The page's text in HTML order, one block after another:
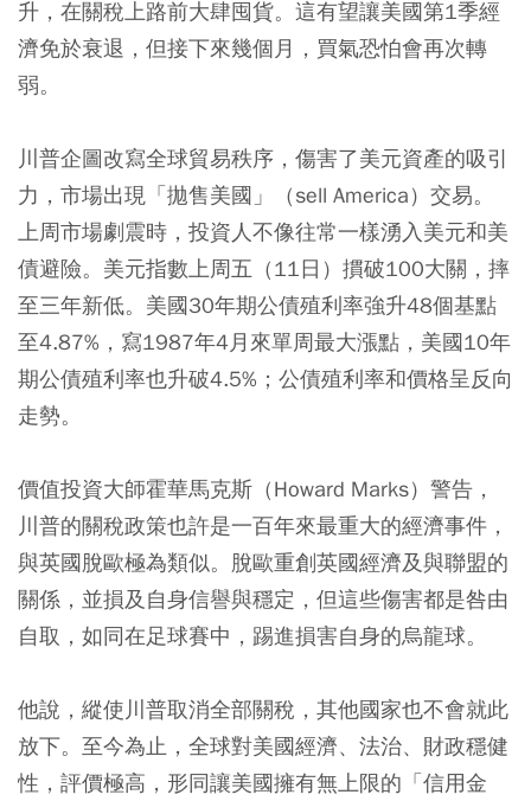
升，在關稅上路前大肆囤貨。這有望讓美國第1季經
濟免於衰退，但接下來幾個月，買氣恐怕會再次轉
弱。
川普企圖改寫全球貿易秩序，傷害了美元資產的吸引
力，市場出現「拋售美國」（sell America）交易。
上周市場劇震時，投資人不像往常一樣湧入美元和美
債避險。美元指數上周五（11日）摜破100大關，摔
至三年新低。美國30年期公債殖利率強升48個基點
至4.87%，寫1987年4月來單周最大漲點，美國10年
期公債殖利率也升破4.5%；公債殖利率和價格呈反向
走勢。
價值投資大師霍華馬克斯（Howard Marks）警告，
川普的關稅政策也許是一百年來最重大的經濟事件，
與英國脫歐極為類似。脫歐重創英國經濟及與聯盟的
關係，並損及自身信譽與穩定，但這些傷害都是咎由
自取，如同在足球賽中，踢進損害自身的烏龍球。
他說，縱使川普取消全部關稅，其他國家也不會就此
放下。至今為止，全球對美國經濟、法治、財政穩健
性，評價極高，形同讓美國擁有無上限的「信用金